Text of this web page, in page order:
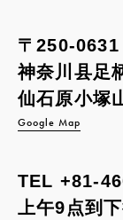
〒250-0631
神奈川县足
仙石原小塚
Google Map
TEL +81-
上午9点到